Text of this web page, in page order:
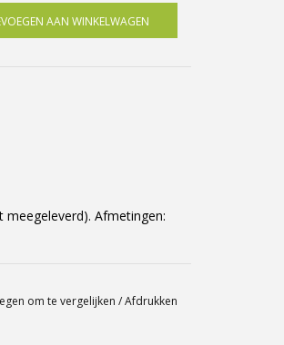
AAN WINKELWAGEN
Afmetingen:
om te vergelijken /Afdrukken